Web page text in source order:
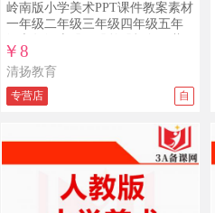
岭南版小学美术PPT课件教案素材
一年级二年级三年级四年级五年
￥8
清扬教育
专营店 自